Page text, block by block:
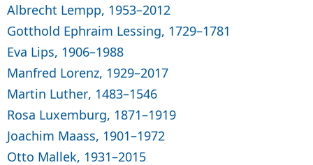
Albrecht Lempp, 1953–2012
Gotthold Ephraim Lessing, 1729–1781
Eva Lips, 1906–1988
Manfred Lorenz, 1929–2017
Martin Luther, 1483–1546
Rosa Luxemburg, 1871–1919
Joachim Maass, 1901–1972
Otto Mallek, 1931–2015